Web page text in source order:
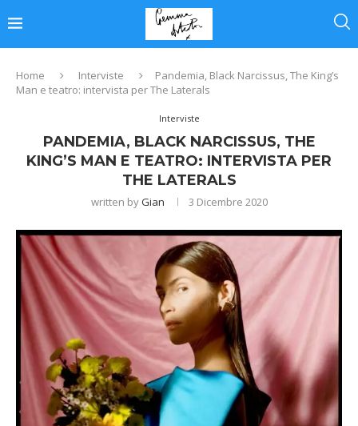
Home Interviste
Pandemia, Black Narcissus, The King’s
Man e teatro: intervista per The Laterals
Interviste
PANDEMIA, BLACK NARCISSUS, THE
KING’S MAN E TEATRO: INTERVISTA PER
THE LATERALS
written byGian 3 Dicembre 2020